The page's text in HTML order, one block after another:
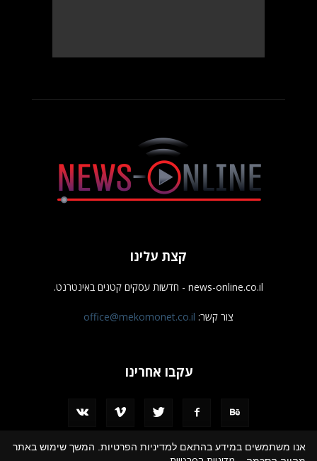
קצת עלינו
news-online.co.il - חדשות עסקים קטנים באינטרנט.
צור קשר: office@mekomonet.co.il
עקבו אחרינו
אנו משתמשים במידע בהתאם למדיניות הפרטיות. המשך שימוש באתר